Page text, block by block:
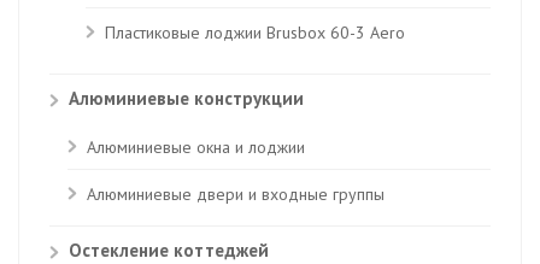
Пластиковые лоджии Brusbox 60-3 Aero
Алюминиевые конструкции
Алюминиевые окна и лоджии
Алюминиевые двери и входные группы
Остекление коттеджей